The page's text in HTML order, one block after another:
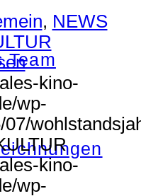
Team
, NEWS
kino-
wp-
kino-
wp-